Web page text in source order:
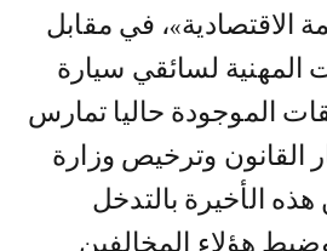
الاقتصادية»، في مقابل
المهنية لسائقي سيارة
الموجودة حاليا تمارس
القانون وترخيص وزارة
هذه الأخيرة بالتدخل
هؤلاء المخالفين